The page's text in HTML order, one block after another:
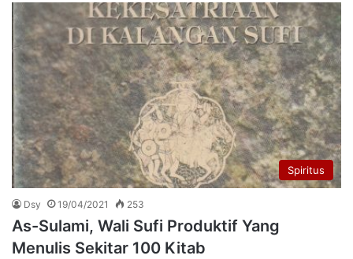
Spiritus
Dsy 19/04/2021 253
As-Sulami, Wali Sufi Produktif Yang
Menulis Sekitar 100 Kitab